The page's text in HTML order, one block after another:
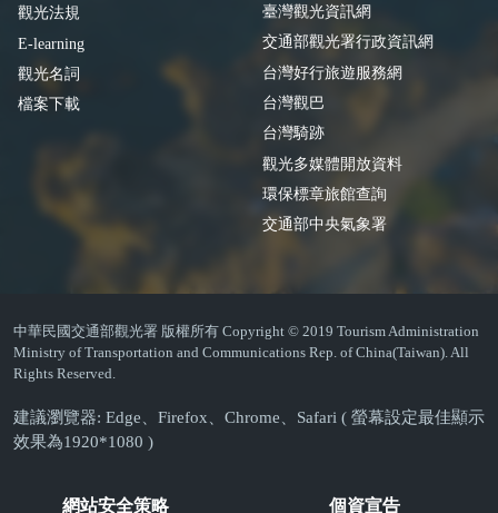
觀光法規
E-learning
觀光名詞
檔案下載
臺灣觀光資訊網
交通部觀光署行政資訊網
台灣好行旅遊服務網
台灣觀巴
台灣騎跡
觀光多媒體開放資料
環保標章旅館查詢
交通部中央氣象署
中華民國交通部觀光署 版權所有 Copyright © 2019 Tourism Administration
Ministry of Transportation and Communications Rep. of China(Taiwan). All
Rights Reserved.
建議瀏覽器: Edge、Firefox、Chrome、Safari ( 螢幕設定最佳顯示
效果為1920*1080 )
網站安全策略 個資宣告